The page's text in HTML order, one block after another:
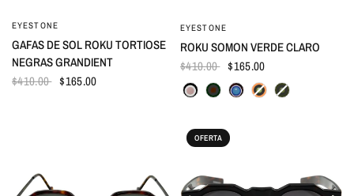
EYESTONE
GAFAS DE SOL ROKU TORTIOSE
NEGRAS GRANDIENT
$410.00 $165.00
EYESTONE
ROKU SOMON VERDE CLARO
$410.00 $165.00
OFERTA